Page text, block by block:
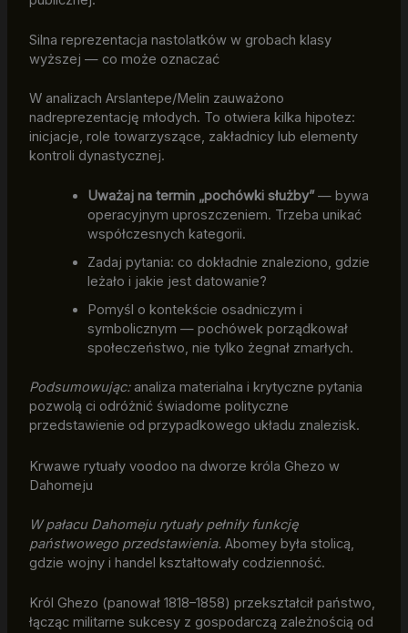
Silna reprezentacja nastolatków w grobach klasy
wyższej — co może oznaczać
W analizach Arslantepe/Melin zauważono
nadreprezentację młodych. To otwiera kilka hipotez:
inicjacje, role towarzyszące, zakładnicy lub elementy
kontroli dynastycznej.
Uważaj na termin „pochówki służby”— bywa
operacyjnym uproszczeniem. Trzeba unikać
współczesnych kategorii.
Zadaj pytania: co dokładnie znaleziono, gdzie
leżało i jakie jest datowanie?
Pomyśl o kontekście osadniczym i
symbolicznym — pochówek porządkował
społeczeństwo, nie tylko żegnał zmarłych.
Podsumowując:analiza materialna i krytyczne pytania
pozwolą ci odróżnić świadome polityczne
przedstawienie od przypadkowego układu znalezisk.
Krwawe rytuały voodoo na dworze króla Ghezo w
Dahomeju
W pałacu Dahomeju rytuały pełniły funkcję
państwowego przedstawienia. Abomey była stolicą,
gdzie wojny i handel kształtowały codzienność.
Król Ghezo (panował 1818–1858) przekształcił państwo,
łącząc militarne sukcesy z gospodarczą zależnością od